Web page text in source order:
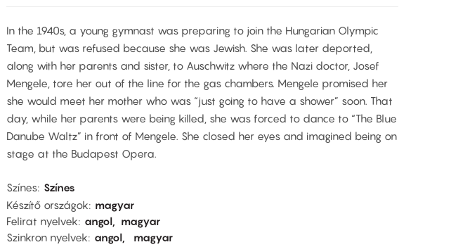
In the 1940s, a young gymnast was preparing to join the Hungarian Olympic
Team, but was refused because she was Jewish. She was later deported,
along with her parents and sister, to Auschwitz where the Nazi doctor, Josef
Mengele, tore her out of the line for the gas chambers. Mengele promised her
she would meet her mother who was “just going to have a shower” soon. That
day, while her parents were being killed, she was forced to dance to “The Blue
Danube Waltz” in front of Mengele. She closed her eyes and imagined being on
stage at the Budapest Opera.
Színes Színes
Készítő országok
magyar
Felirat nyelvek
angol
magyar
Szinkron nyelvek
angol magyar